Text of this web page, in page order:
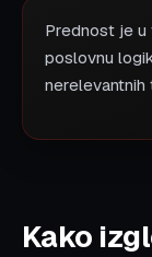
Prednost je
poslovnu
nerelevantnih
Kako